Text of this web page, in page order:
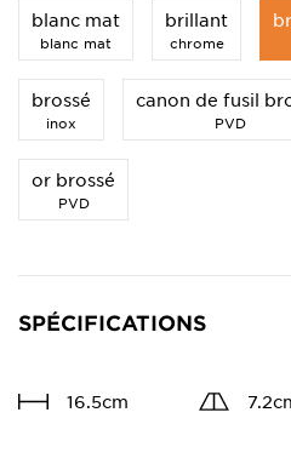
blanc mat
blanc mat
brillant
chrome
brossé
inox
canon de fusil
PVD
or brossé
PVD
SPÉCIFICATIONS
16.5cm